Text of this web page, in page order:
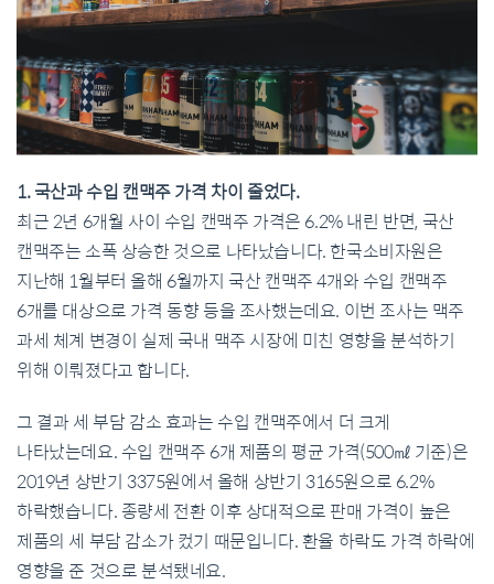
1. 국산과 수입 캔맥주 가격 차이 줄었다.
최근 2년 6개월 사이 수입 캔맥주 가격은 6.2% 내린 반면, 국산
캔맥주는 소폭 상승한 것으로 나타났습니다. 한국소비자원은
지난해 1월부터 올해 6월까지 국산 캔맥주 4개와 수입 캔맥주
6개를 대상으로 가격 동향 등을 조사했는데요. 이번 조사는 맥주
과세 체계 변경이 실제 국내 맥주 시장에 미친 영향을 분석하기
위해 이뤄졌다고 합니다.
그 결과 세 부담 감소 효과는 수입 캔맥주에서 더 크게
나타났는데요. 수입 캔맥주 6개 제품의 평균 가격(500㎖ 기준)은
2019년 상반기 3375원에서 올해 상반기 3165원으로 6.2%
하락했습니다. 종량세 전환 이후 상대적으로 판매 가격이 높은
제품의 세 부담 감소가 컸기 때문입니다. 환율 하락도 가격 하락에
영향을 준 것으로 분석됐네요.